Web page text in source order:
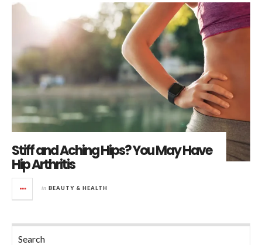
Stiff and Aching Hips? You May Have
Hip Arthritis
in BEAUTY & HEALTH
Search